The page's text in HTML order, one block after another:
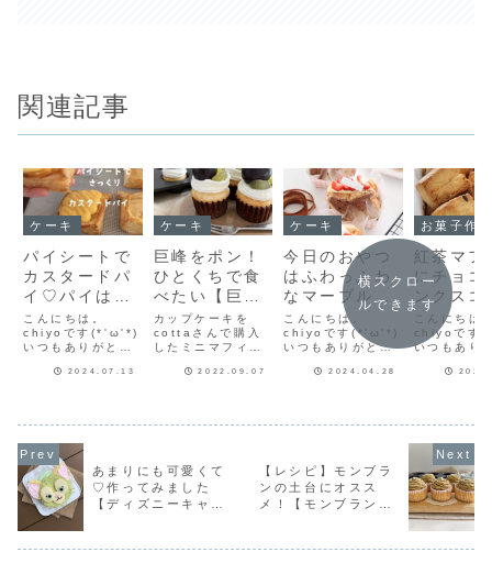
関連記事
ケーキ
パイシートで
カスタードパ
イ♡パイはパ
リパリ！カス
タードたっぷ
り♡簡単カス
タードパイの
こんにちは。
chiyoです(*'ω'*)
いつもありがとう
イシートを使った
ちゃいます♪インス
タに作り方動画が
あるわよかったら
見てみてね♡【パ
イシートでカスタ
ードパ...
2024.07.13
ケーキ
巨峰をポン！
ひとくちで食
べたい【巨峰
のカップケー
キ】
カップケーキを
cottaさんで購入
したミニマフィン
ップクリームをぐ
ボリュームアップ
♡ひとくちサイズ
のカップケーキな
2022.09.07
ケーキ
今日のおやつ
はふわっふわ
なマーブルシ
フォンサンド
🍓お店のケー
キみたいに可
愛いおうちお
こんにちは。
chiyoです(*'ω'*)
いつもありがとう
マーブルシフォン
ブっと食べたい
【いちごのシフォ
ンサンド】いちご
2024.04.28
お菓子作
紅茶マフ
にチョコ
ンクスコ
ン、米粉
ーズケ
最近作っ
菓子を
こんにちは
chiyoです
いつもあり
ひとつさせ
ていただい
す♪第53回
ルーベリー
ブルマフィ
ランブルマ
はこ...
横スクロー
ルできます
あまりにも可愛くて
♡作ってみました
【ディズニーキャラ
【レシピ】モンブラ
ンの土台にオスス
メ！【モンブラン用